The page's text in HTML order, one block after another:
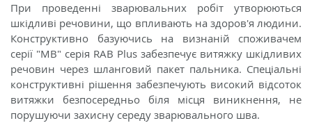
При проведенні зварювальних робіт утворюються
шкідливі речовини, що впливають на здоров'я людини.
Конструктивно базуючись на визнаній споживачем
серії "MB" серія RAB Plus забезпечує витяжку шкідливих
речовин через шланговий пакет пальника. Спеціальні
конструктивні рішення забезпечують високий відсоток
витяжки безпосередньо біля місця виникнення, не
порушуючи захисну середу зварювального шва.